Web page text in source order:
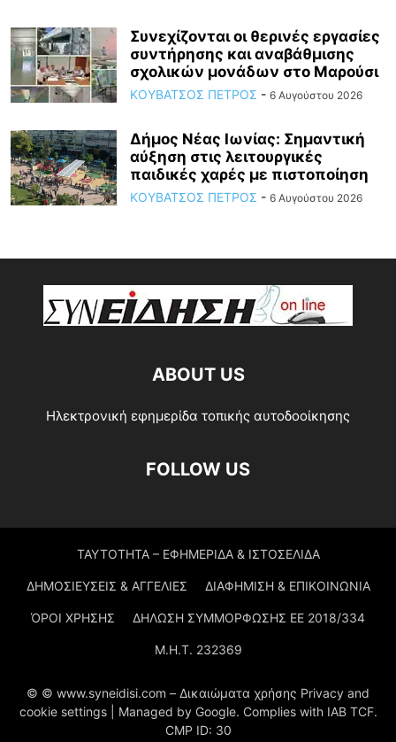
Συνεχίζονται οι θερινές εργασίες
συντήρησης και αναβάθμισης
σχολικών μονάδων στο Μαρούσι
ΚΟΥΒΑΤΣΟΣ ΠΕΤΡΟΣ - 6 Αυγούστου 2026
Δήμος Νέας Ιωνίας: Σημαντική
αύξηση στις λειτουργικές
παιδικές χαρές με πιστοποίηση
ΚΟΥΒΑΤΣΟΣ ΠΕΤΡΟΣ - 6 Αυγούστου 2026
ABOUT US
Ηλεκτρονική εφημερίδα τοπικής αυτοδοοίκησης
FOLLOW US
ΤΑΥΤΟΤΗΤΑ – ΕΦΗΜΕΡΙΔΑ & ΙΣΤΟΣΕΛΙΔΑ
ΔΗΜΟΣΙΕΥΣΕΙΣ & ΑΓΓΕΛΙΕΣ ΔΙΑΦΗΜΙΣΗ & ΕΠΙΚΟΙΝΩΝΙΑ
ΌΡΟΙ ΧΡΗΣΗΣ ΔΗΛΩΣΗ ΣΥΜΜΟΡΦΩΣΗΣ ΕΕ 2018/334
Μ.Η.Τ. 232369
© © www.syneidisi.com – Δικαιώματα χρήσης Privacy and
cookie settings | Managed by Google. Complies with IAB TCF.
CMP ID: 30